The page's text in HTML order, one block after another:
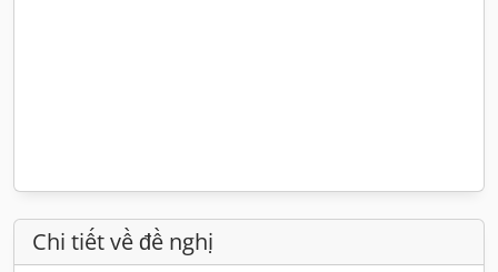
Chi tiết về đề nghị